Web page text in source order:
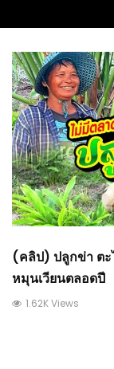
(คลิป) ปลูกข่า ตะ
หมุนเวียนตลอดปี
1.62K Views